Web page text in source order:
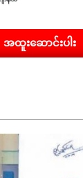
အထူးဆောင်းပါး